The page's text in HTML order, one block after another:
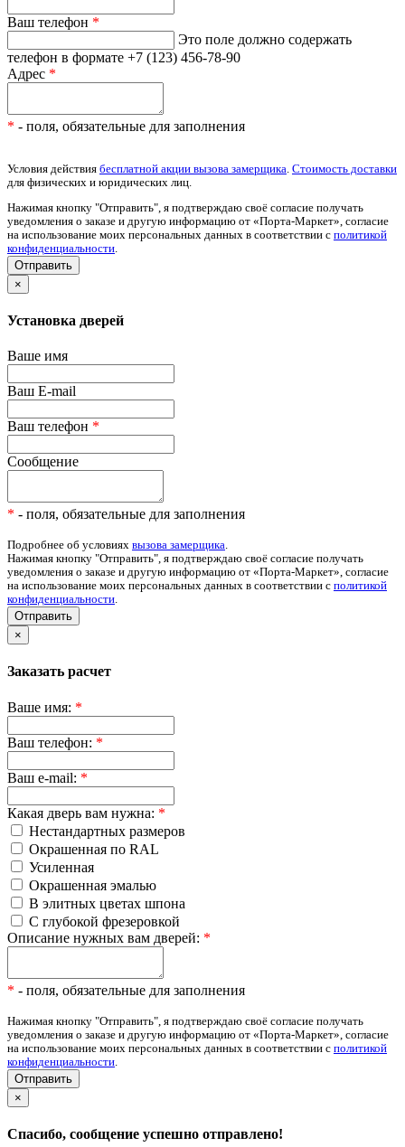
Ваш телефон *
Это поле должно содержать
телефон в формате +7 (123) 456-78-90
Адрес *
* - поля, обязательные для заполнения
Условия действия бесплатной акции вызова замерщика Стоимость доставки
для физических и юридических лиц.
Нажимая кнопку "Отправить", я подтверждаю своё согласие получать
уведомления о заказе и другую информацию от «Порта-Маркет», согласие
на использование моих персональных данных в соответствии с политикой
конфиденциальности
×
Установка дверей
Ваше имя
Ваш E-mail
Ваш телефон *
Сообщение
* - поля, обязательные для заполнения
Подробнее об условиях вызова замерщика.
Нажимая кнопку "Отправить", я подтверждаю своё согласие получать
уведомления о заказе и другую информацию от «Порта-Маркет», согласие
на использование моих персональных данных в соответствии с политикой
конфиденциальности.
Отправить
×
Заказать расчет
Ваше имя: *
Ваш телефон: *
Ваш e-mail: *
Какая дверь вам нужна: *
Нестандартных размеров
Окрашенная по RAL
Усиленная
Окрашенная эмалью
В элитных цветах шпона
С глубокой фрезеровкой
Описание нужных вам дверей: *
* - поля, обязательные для заполнения
Нажимая кнопку "Отправить", я подтверждаю своё согласие получать
уведомления о заказе и другую информацию от «Порта-Маркет», согласие
на использование моих персональных данных в соответствии с политикой
конфиденциальности
×
Спасибо, сообщение успешно отправлено!